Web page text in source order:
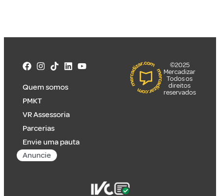
Quem somos
PMKT
VR Assessoria
Parcerias
Envie uma pauta
Anuncie
©2025
Mercadizar
Todos os
direitos
reservados